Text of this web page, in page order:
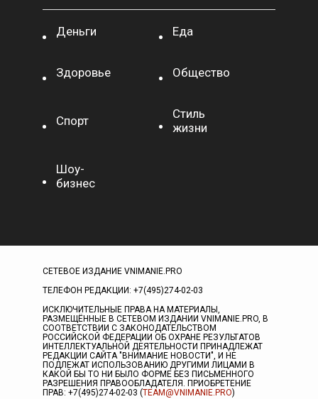
Деньги Еда
Здоровье Общество
Спорт
Стиль
жизни
Шоу-
бизнес
СЕТЕВОЕ ИЗДАНИЕ VNIMANIE.PRO
ТЕЛЕФОН РЕДАКЦИИ: +7(495)274-02-03
ИСКЛЮЧИТЕЛЬНЫЕ ПРАВА НА МАТЕРИАЛЫ,
РАЗМЕЩЁННЫЕ В СЕТЕВОМ ИЗДАНИИ VNIMANIE.PRO, В
СООТВЕТСТВИИ С ЗАКОНОДАТЕЛЬСТВОМ
РОССИЙСКОЙ ФЕДЕРАЦИИ ОБ ОХРАНЕ РЕЗУЛЬТАТОВ
ИНТЕЛЛЕКТУАЛЬНОЙ ДЕЯТЕЛЬНОСТИ ПРИНАДЛЕЖАТ
РЕДАКЦИИ САЙТА "ВНИМАНИЕ НОВОСТИ", И НЕ
ПОДЛЕЖАТ ИСПОЛЬЗОВАНИЮ ДРУГИМИ ЛИЦАМИ В
КАКОЙ БЫ ТО НИ БЫЛО ФОРМЕ БЕЗ ПИСЬМЕННОГО
РАЗРЕШЕНИЯ ПРАВООБЛАДАТЕЛЯ. ПРИОБРЕТЕНИЕ
ПРАВ: +7(495)274-02-03 (TEAM@VNIMANIE.PRO)